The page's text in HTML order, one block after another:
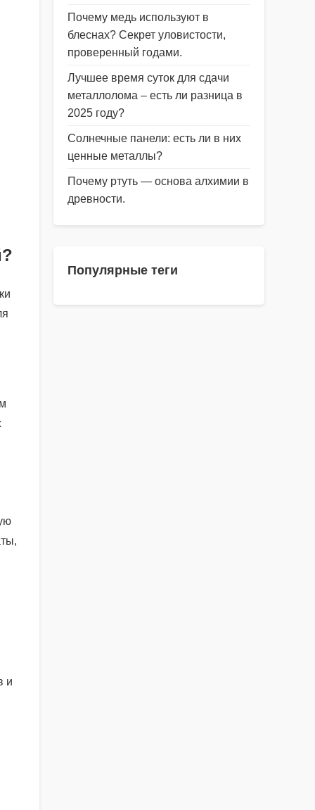
и
Почему медь используют в
блеснах? Секрет уловистости,
проверенный годами.
Лучшее время суток для сдачи
металлолома – есть ли разница в
2025 году?
Солнечные панели: есть ли в них
ценные металлы?
Почему ртуть — основа алхимии в
древности.
Популярные теги